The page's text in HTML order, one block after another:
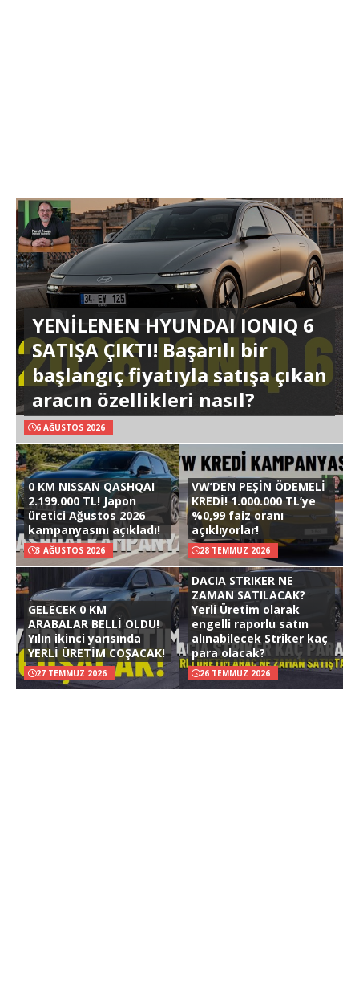
YENİLENEN HYUNDAI IONIQ 6
SATIŞA ÇIKTI! Başarılı bir
başlangıç fiyatıyla satışa çıkan
aracın özellikleri nasıl?
6 AĞUSTOS 2026
0 KM NISSAN QASHQAI
2.199.000 TL! Japon
üretici Ağustos 2026
kampanyasını açıkladı!
3 AĞUSTOS 2026
VW’DEN PEŞİN ÖDEMELİ
KREDİ! 1.000.000 TL’ye
%0,99 faiz oranı
açıklıyorlar!
28 TEMMUZ 2026
GELECEK 0 KM
ARABALAR BELLİ OLDU!
Yılın ikinci yarısında
YERLİ ÜRETİM COŞACAK!
27 TEMMUZ 2026
DACIA STRIKER NE
ZAMAN SATILACAK?
Yerli Üretim olarak
engelli raporlu satın
alınabilecek Striker kaç
para olacak?
26 TEMMUZ 2026